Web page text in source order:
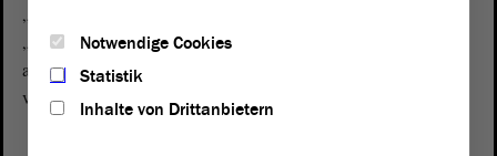
„Gleichwertigkeit der Lebensverhältnisse“ und die
„Nichtverbreitung nationalsozialistischen, rassistischen und
antisemitischen Gedankenguts“ in der Landesverfassung
verankert wurden.
Notwendige Cookies
Statistik
Inhalte von Drittanbietern